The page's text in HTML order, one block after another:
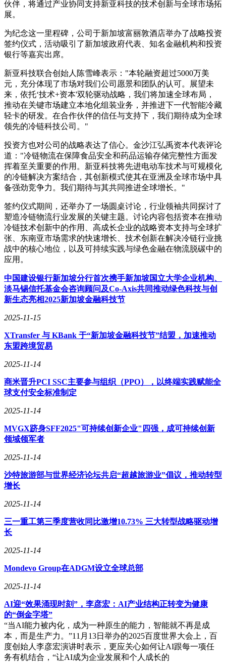
伙伴，将通过产业协同支持新亚科技的技术创新与全球市场拓
展。
为纪念这一里程碑，公司于新加坡富丽敦酒店举办了战略投资
签约仪式，活动吸引了新加坡政府代表、知名金融机构和投资
银行等嘉宾出席。
新亚科技联合创始人陈雪峰表示："本轮融资超过5000万美
元，充分体现了市场对我们公司愿景和团队的认可。展望未
来，依托‘技术+资本'双轮驱动战略，我们将加速全球布局，
推动在关键市场建立本地化组装业务，并推进下一代智能冷藏
轻卡的研发。在合作伙伴的信任与支持下，我们期待成为全球
领先的冷链科技公司。"
投资方也对公司的战略表达了信心。金沙江弘禹资本代表评论
道："冷链物流在保障食品安全和药品运输存储完整性方面发
挥着至关重要的作用。新亚科技将先进电动车技术与可规模化
的冷链解决方案结合，其创新模式使其在亚洲及全球市场中具
备强劲竞争力。我们期待与其共同推进全球增长。"
签约仪式期间，还举办了一场圆桌讨论，行业领袖共同探讨了
塑造冷链物流行业发展的关键主题。讨论内容包括资本在推动
冷链技术创新中的作用、高成长企业的战略资本支持与全球扩
张、东南亚市场需求的快速增长、技术创新在解决冷链行业挑
战中的核心地位，以及可持续实践与绿色金融在物流脱碳中的
应用。
中国建设银行新加坡分行首次携手新加坡国立大学企业机构、
淡马锡信托基金会咨询顾问及Co-Axis共同推动绿色科技与创
新生态亮相2025新加坡金融科技节
2025-11-15
XTransfer 与 KBank 于“新加坡金融科技节”结盟，加速推动
东盟跨境贸易
2025-11-14
商米晋升PCI SSC主要参与组织（PPO），以终端实践赋能全
球支付安全标准制定
2025-11-14
MVGX跻身SFF2025"可持续创新企业"四强，成可持续创新
领域领军者
2025-11-14
沙特旅游部与世界经济论坛共启“超越旅游业”倡议，推动转型
增长
2025-11-14
三一重工第三季度营收同比激增10.73% 三大转型战略驱动增
长
2025-11-14
Mondevo Group在ADGM设立全球总部
2025-11-14
AI迎“效果涌现时刻”，李彦宏：AI产业结构正转变为健康
的“倒金字塔”
“当AI能力被内化，成为一种原生的能力，智能就不再是成
本，而是生产力。”11月13日举办的2025百度世界大会上，百
度创始人李彦宏演讲时表示，更应关心如何让AI跟每一项任
务有机结合，“让AI成为企业发展和个人成长的